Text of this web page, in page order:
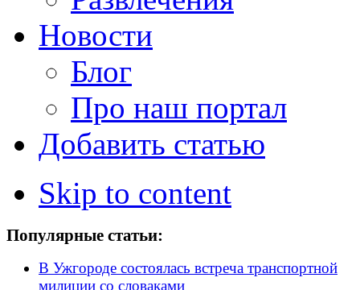
Новости
Блог
Про наш портал
Добавить статью
Skip to content
Популярные статьи:
В Ужгороде состоялась встреча транспортной
милиции со словаками